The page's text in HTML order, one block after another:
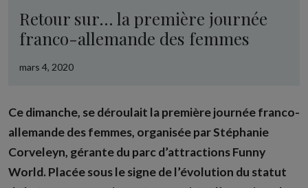
Retour sur… la première journée
franco-allemande des femmes
mars 4, 2020
Ce dimanche, se déroulait la première journée franco-
allemande des femmes, organisée par Stéphanie
Corveleyn, gérante du parc d’attractions Funny
World. Placée sous le signe de l’évolution du statut